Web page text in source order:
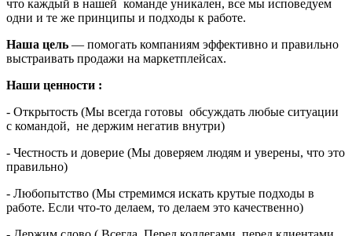
что каждый в нашей команде уникален, все мы исповедуем
одни и те же принципы и подходы к работе.
Наша цель — помогать компаниям эффективно и правильно
выстраивать продажи на маркетплейсах.
Наши ценности :
- Открытость (Мы всегда готовы обсуждать любые ситуации
с командой, не держим негатив внутри)
- Честность и доверие (Мы доверяем людям и уверены, что это
правильно)
- Любопытство (Мы стремимся искать крутые подходы в
работе. Если что-то делаем, то делаем это качественно)